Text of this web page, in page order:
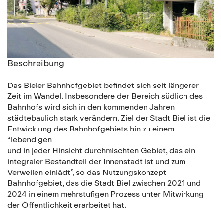
Beschreibung
Das Bieler Bahnhofgebiet befindet sich seit längerer
Zeit im Wandel. Insbesondere der Bereich südlich des
Bahnhofs wird sich in den kommenden Jahren
städtebaulich stark verändern. Ziel der Stadt Biel ist die
Entwicklung des Bahnhofgebiets hin zu einem
“lebendigen
und in jeder Hinsicht durchmischten Gebiet, das ein
integraler Bestandteil der Innenstadt ist und zum
Verweilen einlädt”, so das Nutzungskonzept
Bahnhofgebiet, das die Stadt Biel zwischen 2021 und
2024 in einem mehrstufigen Prozess unter Mitwirkung
der Öffentlichkeit erarbeitet hat.